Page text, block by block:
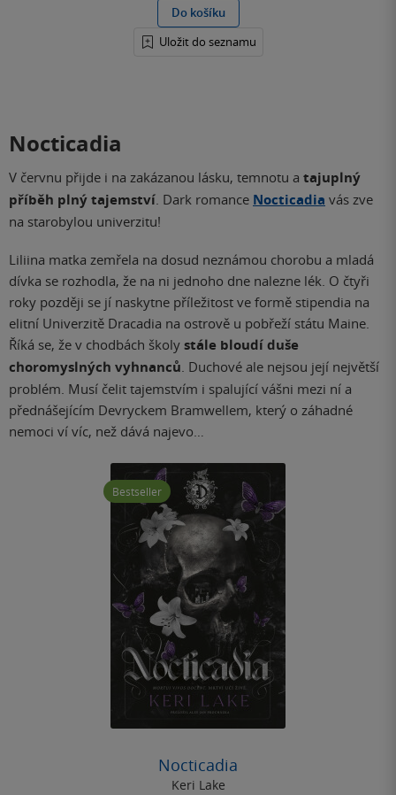
Do košíku
Uložit do seznamu
Nocticadia
V červnu přijde i na zakázanou lásku, temnotu a tajuplný
příběh plný tajemství . Dark romance Nocticadia vás zve
na starobylou univerzitu!
Liliina matka zemřela na dosud neznámou chorobu a mladá
dívka se rozhodla, že na ni jednoho dne nalezne lék. O čtyři
roky později se jí naskytne příležitost ve formě stipendia na
elitní Univerzitě Dracadia na ostrově u pobřeží státu Maine.
Říká se, že v chodbách školy stále bloudí duše
choromyslných vyhnanců . Duchové ale nejsou její největší
problém. Musí čelit tajemstvím i spalující vášni mezi ní a
přednášejícím Devryckem Bramwellem, který o záhadné
nemoci ví víc, než dává najevo…
Bestseller
Nocticadia
Keri Lake